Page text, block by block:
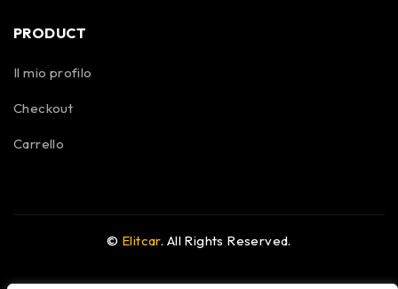
PRODUCT
Il mio profilo
Checkout
Carrello
© Elitcar. All Rights Reserved.